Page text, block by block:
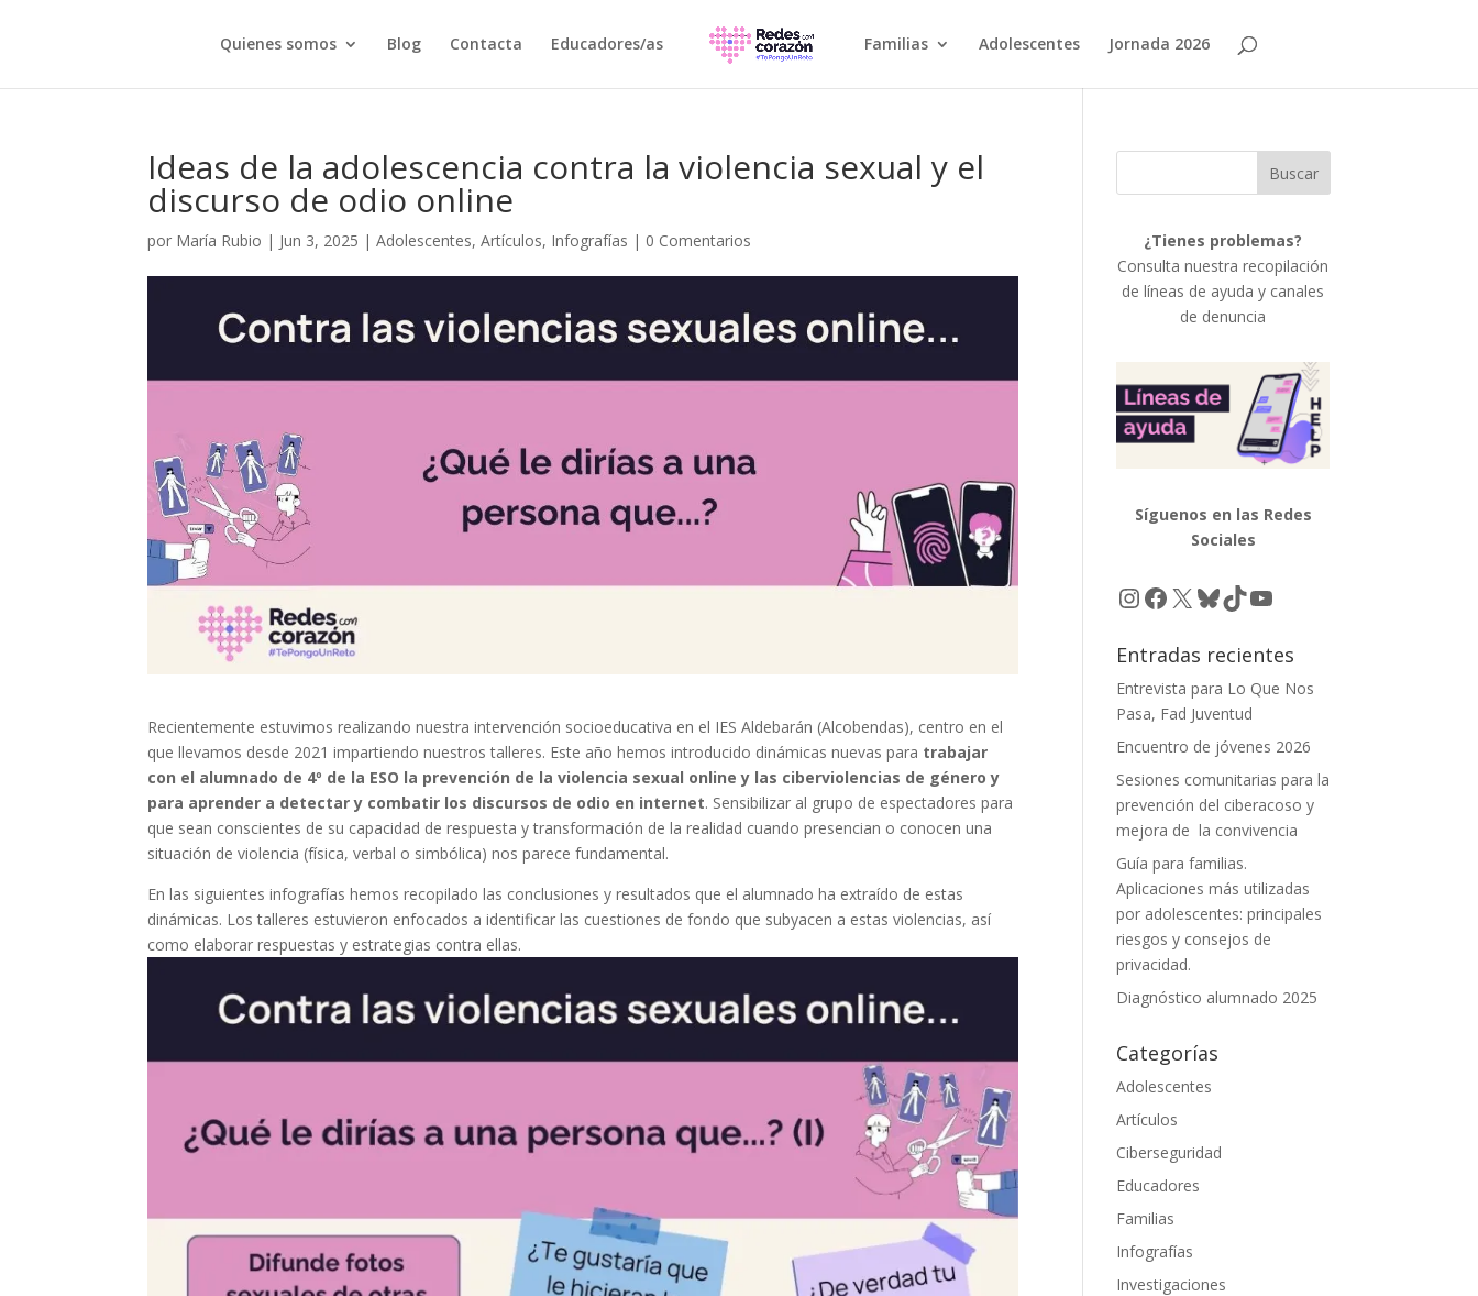
Quienes somos Blog Contacta Educadores/as Familias Adolescentes Jornada 2026
Ideas de la adolescencia contra la violencia sexual y el
discurso de odio online
por María Rubio | Jun 3, 2025 |Adolescentes,Artículos, Infografías | 0 Comentarios
Recientemente estuvimos realizando nuestra intervención socioeducativa en el IES Aldebarán (Alcobendas), centro en el
que llevamos desde 2021 impartiendo nuestros talleres. Este año hemos introducido dinámicas nuevas para trabajar
con el alumnado de 4º de la ESO la prevención de la violencia sexual online y las ciberviolencias de género y
para aprender a detectar y combatir los discursos de odio en internet. Sensibilizar al grupo de espectadores para
que sean conscientes de su capacidad de respuesta y transformación de la realidad cuando presencian o conocen una
situación de violencia (física, verbal o simbólica) nos parece fundamental.
En las siguientes infografías hemos recopilado las conclusiones y resultados que el alumnado ha extraído de estas
dinámicas. Los talleres estuvieron enfocados a identificar las cuestiones de fondo que subyacen a estas violencias, así
como elaborar respuestas y estrategias contra ellas.
¿Tienes problemas?
Consulta nuestra recopilación
de líneas de ayuda y canales
de denuncia
Síguenos en las Redes
Sociales
Instagram
Facebook
X Bluesky
TikTok
YouTube
Entradas recientes
Entrevista para Lo Que Nos
Pasa, Fad Juventud
Encuentro de jóvenes 2026
Sesiones comunitarias para la
prevención del ciberacoso y
mejora de la convivencia
Guía para familias.
Aplicaciones más utilizadas
por adolescentes: principales
riesgos y consejos de
privacidad.
Diagnóstico alumnado 2025
Categorías
Adolescentes
Artículos
Ciberseguridad
Educadores
Familias
Infografías
Investigaciones